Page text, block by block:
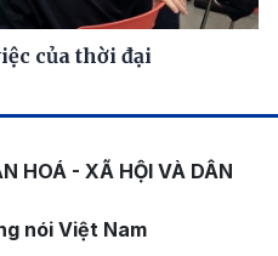
của thời đại
HOÁ - XÃ HỘI VÀ DÂN
nói Việt Nam